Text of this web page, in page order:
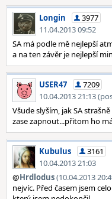
Longin
3977
11.04.2013 09:52
SA má podle mě nejlepší
a na ten závěr je nejlepší
USER47
7209
10.04.2013 21:13
Všude slyším, jak SA
zase zapnout...přitom ho
Kubulus
3161
10.04.2013 21:03
@Hrdlodus(10.04.2013
nejvíc. Před časem jsem